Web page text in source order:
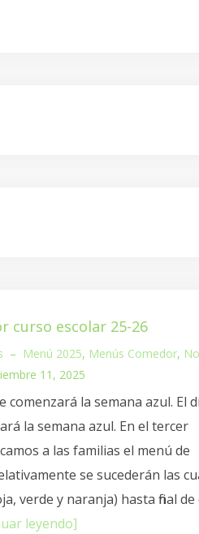
curso escolar 25-26
– Menú 2025, Menús Comedor,
11, 2025
comenzará la semana azul. El
la semana azul. En el tercer
a las familias el menú de
se sucederán las
verde y naranja) hasta final de
leyendo]